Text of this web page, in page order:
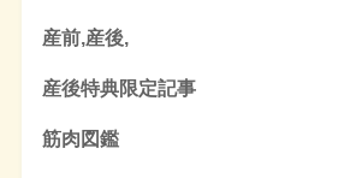
産前,産後,
産後特典限定記事
筋肉図鑑